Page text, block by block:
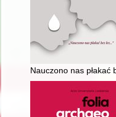
Nauczono nas płakać